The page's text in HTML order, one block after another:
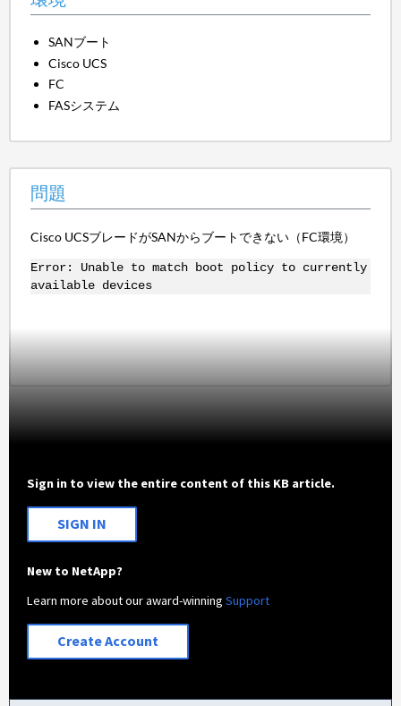
SANブート
Cisco UCS
FC
FASシステム
問題
Cisco UCSブレードがSANからブートできない（FC環境）
Error: Unable to match boot policy to currently
available devices
Sign in to view the entire content of this KB article.
SIGN IN
New to NetApp?
Learn more about our award-winningSupport
Create Account